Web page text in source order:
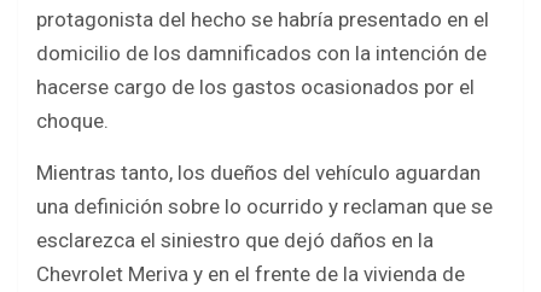
protagonista del hecho se habría presentado en el
domicilio de los damnificados con la intención de
hacerse cargo de los gastos ocasionados por el
choque.
Mientras tanto, los dueños del vehículo aguardan
una definición sobre lo ocurrido y reclaman que se
esclarezca el siniestro que dejó daños en la
Chevrolet Meriva y en el frente de la vivienda de